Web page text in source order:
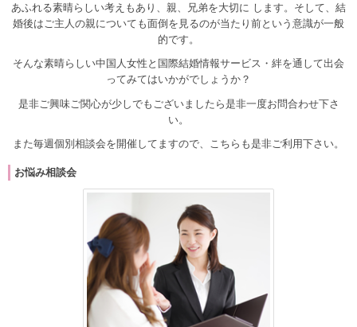
あふれる素晴らしい考えもあり、親、兄弟を大切に します。そして、結
婚後はご主人の親についても面倒を見るのが当たり前という意識が一般
的です。
そんな素晴らしい中国人女性と国際結婚情報サービス・絆を通して出会
ってみてはいかがでしょうか？
是非ご興味ご関心が少しでもございましたら是非一度お問合わせ下さ
い。
また毎週個別相談会を開催してますので、こちらも是非ご利用下さい。
お悩み相談会